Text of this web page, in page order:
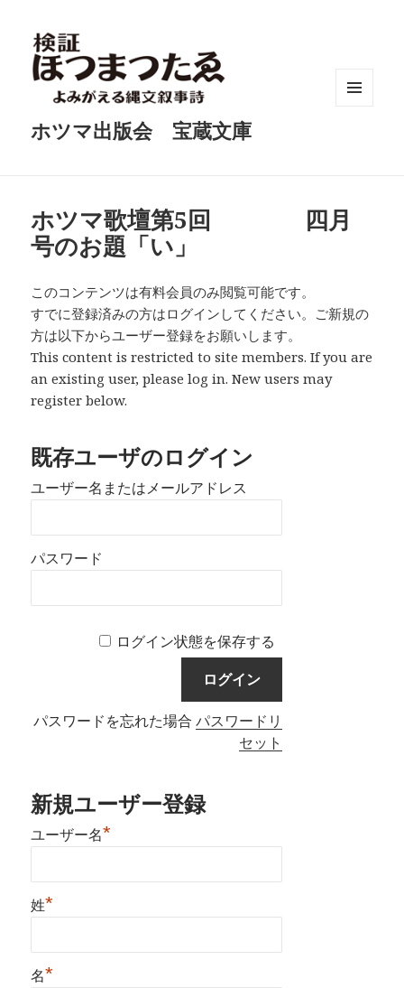
ホツマ出版会 宝蔵文庫
ホツマ歌壇第5回 四月
号のお題「い」
このコンテンツは有料会員のみ閲覧可能です。
すでに登録済みの方はログインしてください。ご新規の
方は以下からユーザー登録をお願いします。
This content is restricted to site members. If you are
an existing user, please log in. New users may
register below.
既存ユーザのログイン
ユーザー名またはメールアドレス
パスワード
ログイン状態を保存する
パスワードを忘れた場合パスワードリ
セット
新規ユーザー登録
ユーザー名*
姓*
名*